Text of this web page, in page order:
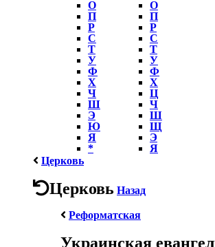
О
П
Р
С
Т
У
Ф
Х
Ч
Ш
Э
Ю
Я
*
О
П
Р
С
Т
У
Ф
Х
Ц
Ч
Ш
Щ
Э
Я
Церковь
Церковь Назад
Реформатская
Украинская